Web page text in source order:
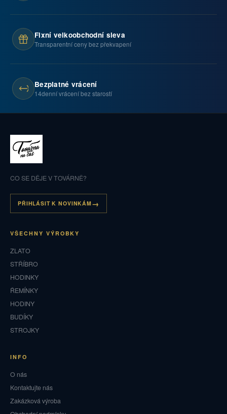
Fixní velkoobchodní sleva
Transparentní ceny bez překvapení
Bezplatné vrácení
14denní vrácení bez starostí
CO SE DĚJE V TOVÁRNĚ?
PŘIHLÁSIT K NOVINKÁM
VŠECHNY VÝROBKY
ZLATO
STŘÍBRO
HODINKY
ŘEMÍNKY
HODINY
BUDÍKY
STROJKY
INFO
O nás
Kontaktujte nás
Zakázková výroba